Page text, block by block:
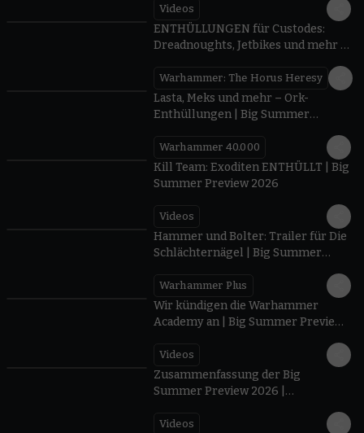
Videos
ENTHÜLLUNGEN für Custodes:
Dreadnoughts, Jetbikes und mehr |
Warhammer: The Horus Heresy
Lasta, Meks und mehr – Ork-
Enthüllungen | Big Summer
Warhammer 40.000
Kill Team: Exoditen ENTHÜLLT | Big
Summer Preview 2026
Videos
Hammer und Bolter: Trailer für Die
Schlächternägel | Big Summer
Warhammer Plus
Wir kündigen die Warhammer
Academy an | Big Summer Preview
Videos
Zusammenfassung der Big
Summer Preview 2026 |
Videos